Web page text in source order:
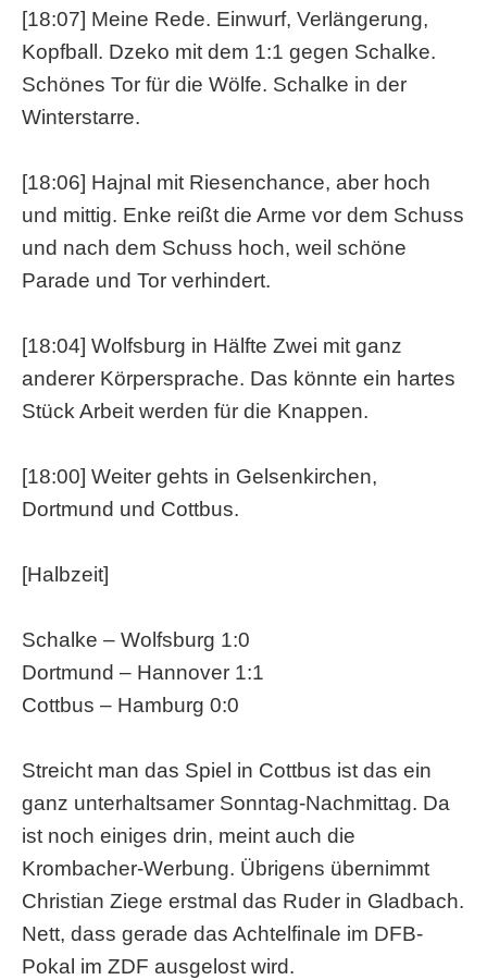
[18:07] Meine Rede. Einwurf, Verlängerung,
Kopfball. Dzeko mit dem 1:1 gegen Schalke.
Schönes Tor für die Wölfe. Schalke in der
Winterstarre.
[18:06] Hajnal mit Riesenchance, aber hoch
und mittig. Enke reißt die Arme vor dem Schuss
und nach dem Schuss hoch, weil schöne
Parade und Tor verhindert.
[18:04] Wolfsburg in Hälfte Zwei mit ganz
anderer Körpersprache. Das könnte ein hartes
Stück Arbeit werden für die Knappen.
[18:00] Weiter gehts in Gelsenkirchen,
Dortmund und Cottbus.
[Halbzeit]
Schalke – Wolfsburg 1:0
Dortmund – Hannover 1:1
Cottbus – Hamburg 0:0
Streicht man das Spiel in Cottbus ist das ein
ganz unterhaltsamer Sonntag-Nachmittag. Da
ist noch einiges drin, meint auch die
Krombacher-Werbung. Übrigens übernimmt
Christian Ziege erstmal das Ruder in Gladbach.
Nett, dass gerade das Achtelfinale im DFB-
Pokal im ZDF ausgelost wird.